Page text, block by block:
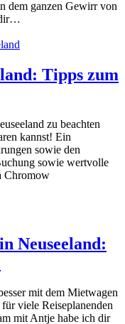
dem ganzen Gewirr von
dir…
Tipps zum
zu beachten
kannst! Ein
sowie den
sowie wertvolle
Chromow
Neuseeland:
mit dem Mietwagen
viele Reiseplanenden
mit Antje habe ich dir